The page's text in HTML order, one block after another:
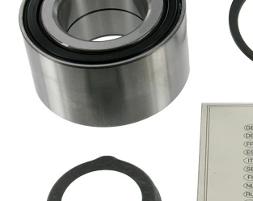
Diametru
exterior
80 mm
Listă de piese de schimb
Nume
articol
Număr
SKF01966
SKF02430 1